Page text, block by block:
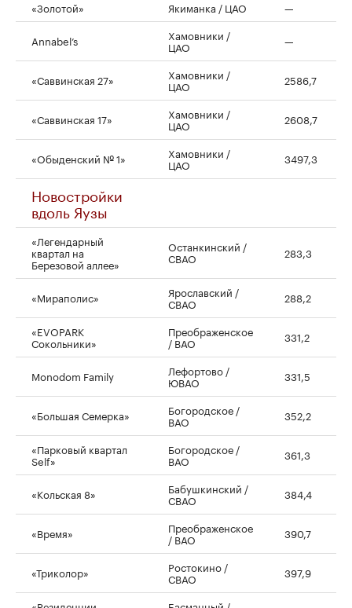
«Золотой»
Якиманка / ЦАО —
Annabel’s Хамовники /
ЦАО —
«Саввинская 27» Хамовники /
ЦАО 2586,7
«Саввинская 17» Хамовники /
ЦАО 2608,7
«Обыденский № 1» Хамовники /
ЦАО 3497,3
Новостройки
вдоль Яузы
«Легендарный
квартал на
Березовой аллее»
Останкинский /
СВАО 283,3
«Мираполис» Ярославский /
СВАО 288,2
«EVOPARK
Сокольники»
Преображенское
/ ВАО 331,2
Monodom Family Лефортово /
ЮВАО 331,5
«Большая Семерка» Богородское /
ВАО 352,2
«Парковый квартал
Self»
Богородское /
ВАО 361,3
«Кольская 8» Бабушкинский /
СВАО 384,4
«Время» Преображенское
/ ВАО 390,7
«Триколор» Ростокино /
СВАО 397,9